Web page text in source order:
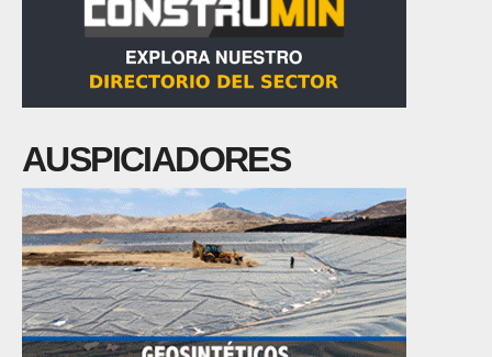
AUSPICIADORES